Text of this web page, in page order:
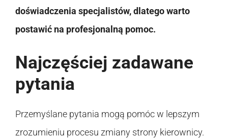
doświadczenia specjalistów, dlatego warto
postawić na profesjonalną pomoc.
Najczęściej zadawane
pytania
Przemyślane pytania mogą pomóc w lepszym
zrozumieniu procesu zmiany strony kierownicy.